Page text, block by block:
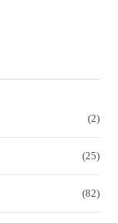
(2)
(25)
(82)